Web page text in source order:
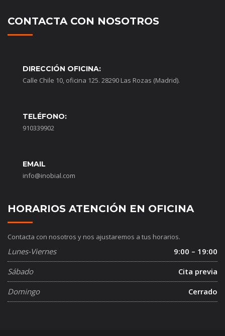
CONTACTA CON NOSOTROS
DIRECCIÓN OFICINA:
Calle Chile 10, oficina 125. 28290 Las Rozas (Madrid).
TELÉFONO:
910339902
EMAIL
info@inobial.com
HORARIOS ATENCIÓN EN OFICINA
Contacta con nosotros y nos ajustaremos a tus horarios.
Lunes-Viernes
9:00 – 19:00
Sábado
Cita previa
Domingo
Cerrado